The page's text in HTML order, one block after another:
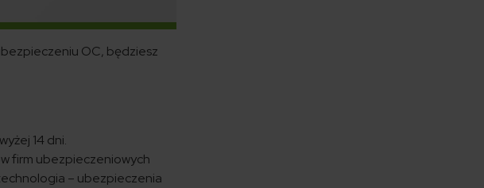
OC, będziesz
14 dni.
firm ubezpieczeniowych
– ubezpieczenia